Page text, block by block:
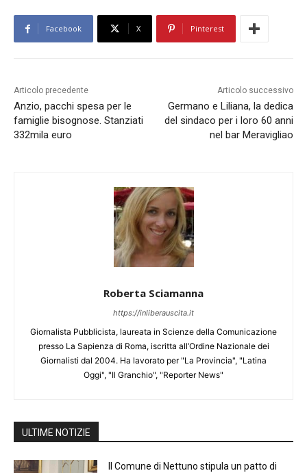
Facebook X Pinterest
Articolo precedente
Anzio, pacchi spesa per le
famiglie bisognose. Stanziati
332mila euro
Articolo successivo
Germano e Liliana, la dedica
del sindaco per i loro 60 anni
nel bar Meravigliao
Roberta Sciamanna
https://inliberauscita.it
Giornalista Pubblicista, laureata in Scienze della Comunicazione
presso La Sapienza di Roma, iscritta all’Ordine Nazionale dei
Giornalisti dal 2004. Ha lavorato per "La Provincia", "Latina
Oggi", "Il Granchio", "Reporter News"
ULTIME NOTIZIE
Il Comune di Nettuno stipula un patto di